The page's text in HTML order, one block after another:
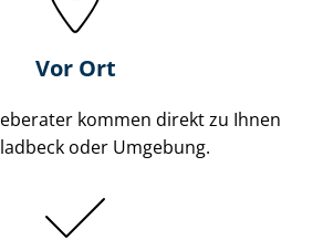
Vor Ort
kommen direkt zu Ihnen
oder Umgebung.